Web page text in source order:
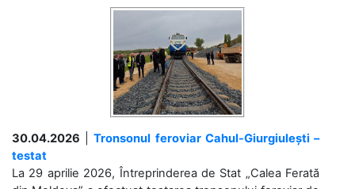
30.04.2026 |Tronsonul feroviar Cahul-Giurgiulești –
testat
La 29 aprilie 2026, Întreprinderea de Stat „Calea Ferată